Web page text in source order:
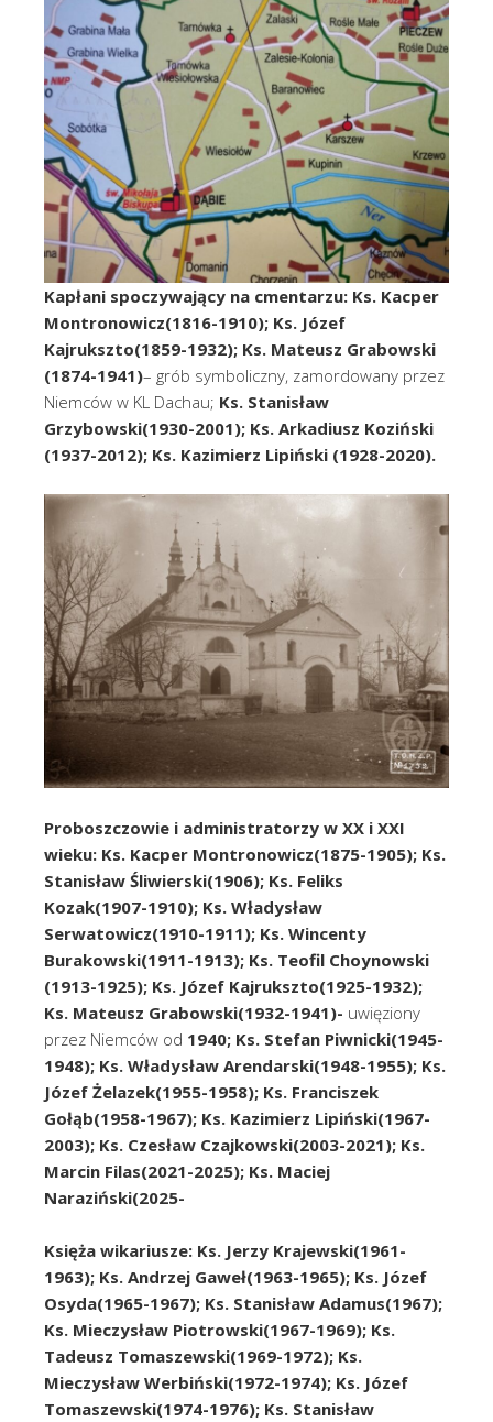
Kapłani spoczywający na cmentarzu: Ks. Kacper
Montronowicz(1816-1910); Ks. Józef
Kajrukszto(1859-1932); Ks. Mateusz Grabowski
(1874-1941)– grób symboliczny, zamordowany przez
Niemców w KL Dachau; Ks. Stanisław
Grzybowski(1930-2001); Ks. Arkadiusz Koziński
(1937-2012); Ks. Kazimierz Lipiński (1928-2020).
Proboszczowie i administratorzy w XX i XXI
wieku: Ks. Kacper Montronowicz(1875-1905); Ks.
Stanisław Śliwierski(1906); Ks. Feliks
Kozak(1907-1910); Ks. Władysław
Serwatowicz(1910-1911); Ks. Wincenty
Burakowski(1911-1913); Ks. Teofil Choynowski
(1913-1925); Ks. Józef Kajrukszto(1925-1932);
Ks. Mateusz Grabowski(1932-1941)- uwięziony
przez Niemców od 1940; Ks. Stefan Piwnicki(1945-
1948); Ks. Władysław Arendarski(1948-1955); Ks.
Józef Żelazek(1955-1958); Ks. Franciszek
Gołąb(1958-1967); Ks. Kazimierz Lipiński(1967-
2003); Ks. Czesław Czajkowski(2003-2021); Ks.
Marcin Filas(2021-2025); Ks. Maciej
Naraziński(2025-
Księża wikariusze: Ks. Jerzy Krajewski(1961-
1963); Ks. Andrzej Gaweł(1963-1965); Ks. Józef
Osyda(1965-1967); Ks. Stanisław Adamus(1967);
Ks. Mieczysław Piotrowski(1967-1969); Ks.
Tadeusz Tomaszewski(1969-1972); Ks.
Mieczysław Werbiński(1972-1974); Ks. Józef
Tomaszewski(1974-1976); Ks. Stanisław